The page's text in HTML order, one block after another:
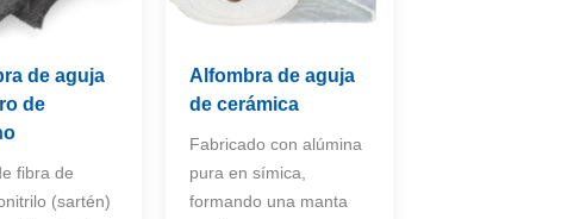
de aguja
de
fibra de
(sartén)
Alfombra de aguja
de cerámica
Fabricado con alúmina
pura en símica,
formando una manta